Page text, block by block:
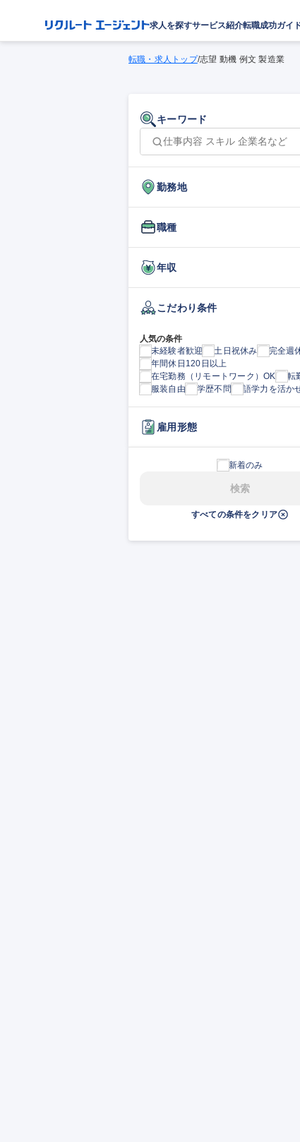
求人を探すサービス紹介転職成功ガイ
転職・求人トップ/志望 動機 例文 製造業
キーワード
勤務地
職種
年収
こだわり条件
人気の条件
未経験者歓迎
土日祝休み
完全週
年間休日120日以上
在宅勤務（リモートワーク）OK
転
服装自由
学歴不問 語学力を活か
雇用形態
新着のみ
検索
すべての条件をクリア